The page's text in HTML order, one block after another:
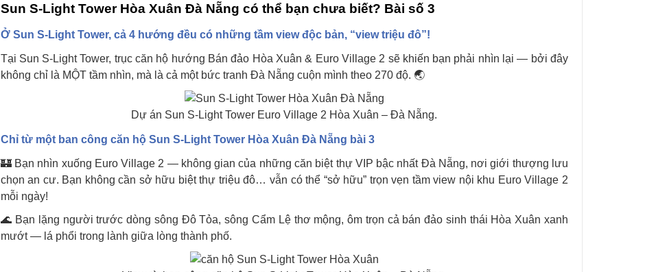
Sun S-Light Tower Hòa Xuân Đà Nẵng có thể bạn chưa biết? Bài số 3
Ở Sun S-Light Tower, cả 4 hướng đều có những tầm view độc bản, “view triệu đô”!
Tại Sun S-Light Tower, trục căn hộ hướng Bán đảo Hòa Xuân & Euro Village 2 sẽ khiến bạn phải nhìn lại — bởi đây
không chỉ là MỘT tầm nhìn, mà là cả một bức tranh Đà Nẵng cuộn mình theo 270 độ. 🌏
Dự án Sun S-Light Tower Euro Village 2 Hòa Xuân – Đà Nẵng.
Chỉ từ một ban công căn hộ Sun S-Light Tower Hòa Xuân Đà Nẵng bài 3
🏰 Bạn nhìn xuống Euro Village 2 — không gian của những căn biệt thự VIP bậc nhất Đà Nẵng, nơi giới thượng lưu
chọn an cư. Bạn không cần sở hữu biệt thự triệu đô… vẫn có thể “sở hữu” trọn vẹn tầm view nội khu Euro Village 2
mỗi ngày!
🌊 Bạn lặng người trước dòng sông Đô Tỏa, sông Cẩm Lệ thơ mộng, ôm trọn cả bán đảo sinh thái Hòa Xuân xanh
mướt — lá phổi trong lành giữa lòng thành phố.